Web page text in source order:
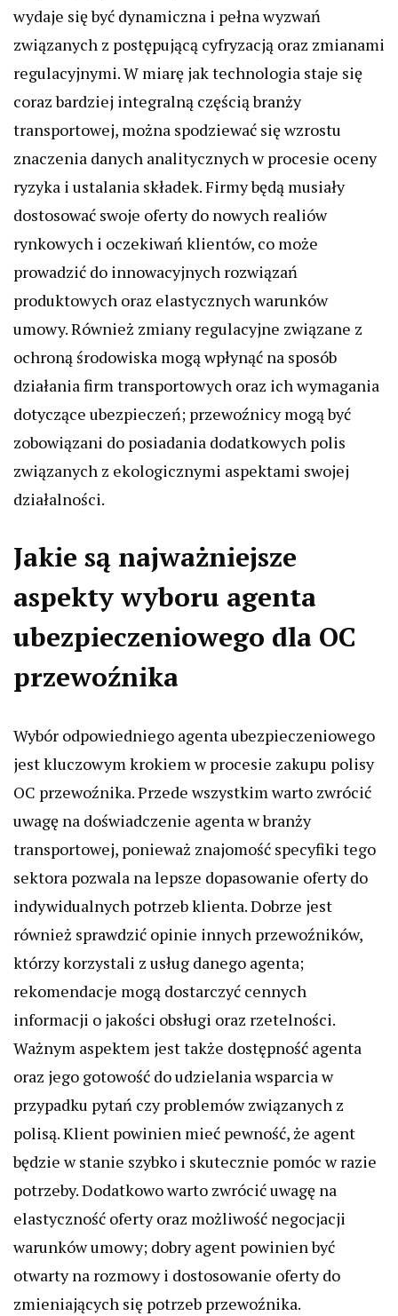
wydaje się być dynamiczna i pełna wyzwań
związanych z postępującą cyfryzacją oraz zmianami
regulacyjnymi. W miarę jak technologia staje się
coraz bardziej integralną częścią branży
transportowej, można spodziewać się wzrostu
znaczenia danych analitycznych w procesie oceny
ryzyka i ustalania składek. Firmy będą musiały
dostosować swoje oferty do nowych realiów
rynkowych i oczekiwań klientów, co może
prowadzić do innowacyjnych rozwiązań
produktowych oraz elastycznych warunków
umowy. Również zmiany regulacyjne związane z
ochroną środowiska mogą wpłynąć na sposób
działania firm transportowych oraz ich wymagania
dotyczące ubezpieczeń; przewoźnicy mogą być
zobowiązani do posiadania dodatkowych polis
związanych z ekologicznymi aspektami swojej
działalności.
Jakie są najważniejsze
aspekty wyboru agenta
ubezpieczeniowego dla OC
przewoźnika
Wybór odpowiedniego agenta ubezpieczeniowego
jest kluczowym krokiem w procesie zakupu polisy
OC przewoźnika. Przede wszystkim warto zwrócić
uwagę na doświadczenie agenta w branży
transportowej, ponieważ znajomość specyfiki tego
sektora pozwala na lepsze dopasowanie oferty do
indywidualnych potrzeb klienta. Dobrze jest
również sprawdzić opinie innych przewoźników,
którzy korzystali z usług danego agenta;
rekomendacje mogą dostarczyć cennych
informacji o jakości obsługi oraz rzetelności.
Ważnym aspektem jest także dostępność agenta
oraz jego gotowość do udzielania wsparcia w
przypadku pytań czy problemów związanych z
polisą. Klient powinien mieć pewność, że agent
będzie w stanie szybko i skutecznie pomóc w razie
potrzeby. Dodatkowo warto zwrócić uwagę na
elastyczność oferty oraz możliwość negocjacji
warunków umowy; dobry agent powinien być
otwarty na rozmowy i dostosowanie oferty do
zmieniających się potrzeb przewoźnika.